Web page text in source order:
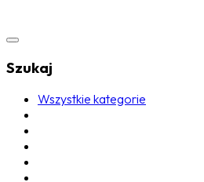
Szukaj
Wszystkie kategorie